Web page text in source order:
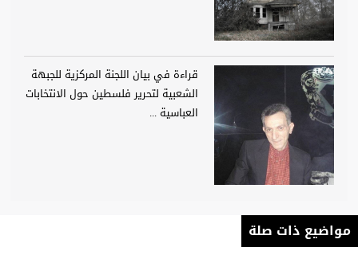
قراءة في بيان اللجنة المركزية للجبهة
الشعبية لتحرير فلسطين حول الانتخابات
العباسية ...
مواضيع ذات صلة